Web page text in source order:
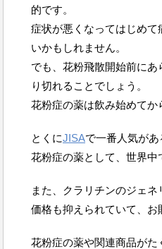
的です。
症状が悪くなってはじめ
いかもしれません。
でも、花粉飛散開始前に
り切れることでしょう。
花粉症の薬は飲み始めてか
とくにJISAで一番人気があ
花粉症の薬として、世界中
また、クラリチンのジェネ
価格も抑えられていて、お
花粉症の薬や関連商品がた